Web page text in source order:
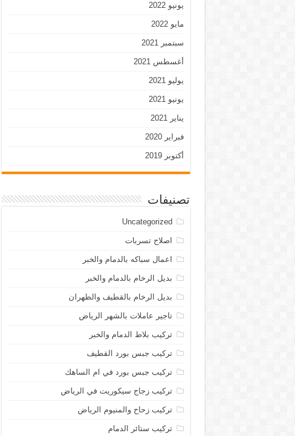
يونيو 2022
مايو 2022
سبتمبر 2021
أغسطس 2021
يوليو 2021
يونيو 2021
يناير 2021
فبراير 2020
أكتوبر 2019
تصنيفات
Uncategorized
اصلاح تسربات
اعمال سباكه بالدمام والخبر
بديل الرخام بالدمام والخبر
بديل الرخام بالقطيف والظهران
تاجير عاملات بالشهر الرياض
تركيب بلاط الدمام والخبر
تركيب جبس بورد القطيف
تركيب جبس بورد في ام الساهك
تركيب زجاج سيكوريت في الرياض
تركيب زحاح والمنيوم الرياض
تركيب ستائر الدمام